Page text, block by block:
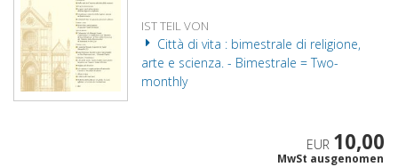
IST TEIL VON
Città di vita : bimestrale di religione,
arte e scienza. - Bimestrale = Two-
monthly
EUR 10,00
MwSt ausgenomen